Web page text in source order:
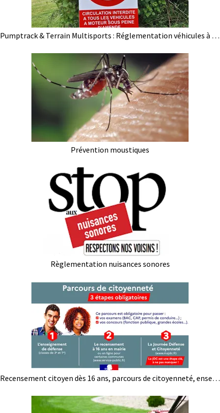
Pumptrack & Terrain Multisports : Réglementation véhicules à moteur
Prévention moustiques
Règlementation nuisances sonores
Recensement citoyen dès 16 ans, parcours de citoyenneté, enseignement de défense, et JDC